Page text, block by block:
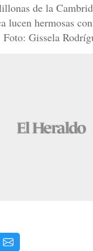
de la
lucen hermosas
Gissela